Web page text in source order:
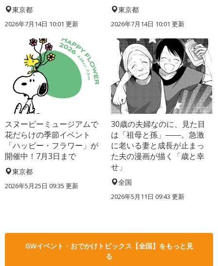
東京都
2026年7月14日 10:01 更新
東京都
2026年7月14日 10:01 更新
スヌーピーミュージアムで
花だらけの季節イベント
「ハッピー・フラワー」が
開催中！7月3日まで
東京都
2026年5月25日 09:35 更新
30歳の夫婦なのに、見た目
は「祖母と孫」――。急激
に老いる妻と成長が止まっ
た夫の漫画が描く「歳と幸
せ」
全国
2026年5月11日 09:43 更新
GWイベント・おでかけトピックス【全国】をもっと見
る